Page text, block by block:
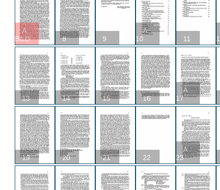
A
BILD
8 9
A
10
11
13 14 15 16
A
17
19 20 21 22
A
23